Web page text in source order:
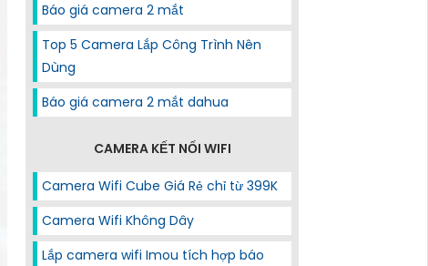
Báo giá camera 2 mắt
Top 5 Camera Lắp Công Trình Nên
Dùng
Báo giá camera 2 mắt dahua
CAMERA KẾT NỐI WIFI
Camera Wifi Cube Giá Rẻ chỉ từ 399K
Camera Wifi Không Dây
Lắp camera wifi Imou tích hợp báo